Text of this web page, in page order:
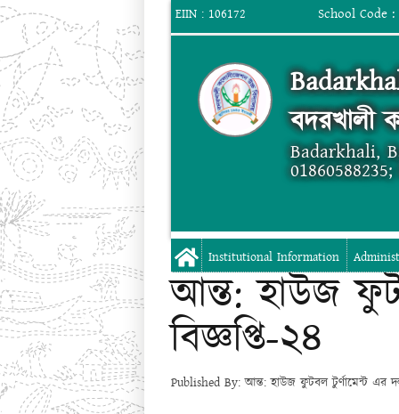
EIIN : 106172 School Code :
বদরখালী
Badarkhali,
Institutional Information
আন্ত: হাউজ
বিজ্ঞপ্তি-২৪
Published By: আন্ত: হাউজ ফুটবল টুর্ণামেন্ট এর